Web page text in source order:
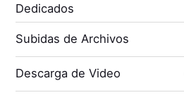
Dedicados
Subidas de Archivos
Descarga de Video